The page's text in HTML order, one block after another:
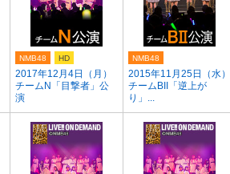
2017年12月4日（月）
チームN「目撃者」公
演
NMB48 HD
2015年11月25日（水）
チームBII「逆上が
り」...
NMB48